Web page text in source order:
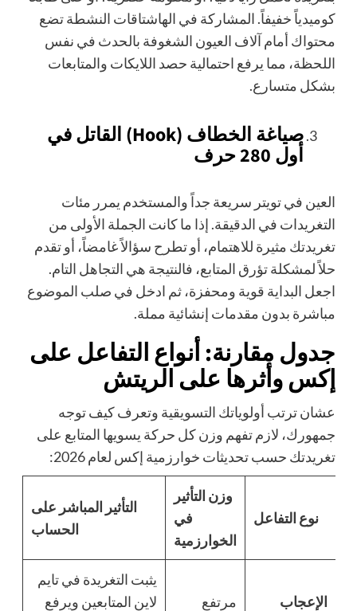
كوميدياً خفيفاً. المشاركة في الهاشتاقات النشطة تضع
محتواك أمام آلاف العيون الشغوفة بالحدث في نفس
اللحظة، مما يرفع احتمالية حصد اللايكات والمتابعات
بشكل متسارع.
صياغة الخطاف (Hook) القاتل في
أول 280 حرف
العين في تويتر سريعة جداً والمستخدم يمرر مئات
التغريدات في الدقيقة. إذا ما كانت الجملة الأولى من
تغريدتك مثيرة للاهتمام، أو تطرح سؤالاً غامضاً، أو تقدم
حلاً لمشكلة تؤرق المتابع، فالنتيجة هي التجاهل التام.
اجعل البداية قوية ومحفزة، ثم ادخل في صلب الموضوع
مباشرة بدون مقدمات إنشائية مملة.
جدول مقارنة: أنواع التفاعل على
إكس وأثرها على الريتش
عشان ترتب أولوياتك التسويقية وتعرف كيف توجه
جمهورك، لازم تفهم وزن كل حركة يسويها المتابع على
تغريدتك حسب تحديثات خوارزمية إكس لعام 2026:
نوع التفاعل
وزن التأثير
في
الخوارزمية
التأثير المباشر على
الحساب
الإعجاب
مرتفع
يثبت التغريدة في تايم
لاين المتابعين ويرفع